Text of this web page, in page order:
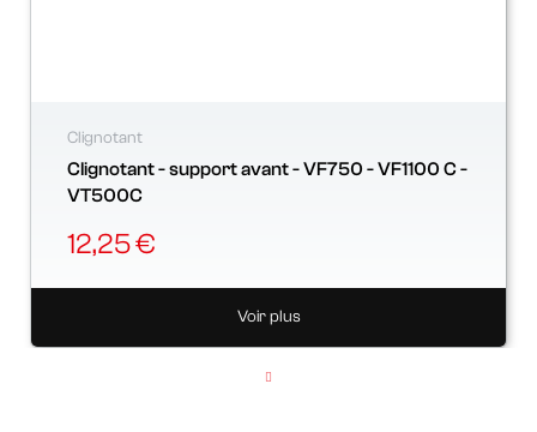
Clignotant
Clignotant - support avant - VF750 - VF1100 C -
VT500C
12,25 €
Voir plus